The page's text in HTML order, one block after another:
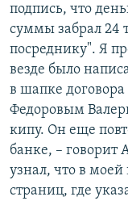
подпись, что
суммы забрал 24
посреднику". Я
везде было
в шапке
Федоровым
кипу. Он еще
банке, – говорит
узнал, что в моей
страниц, где